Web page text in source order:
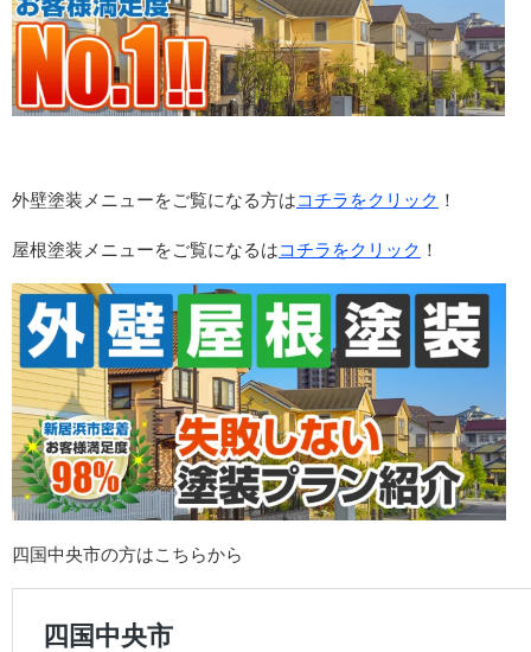
外壁塗装メニューをご覧になる方はコチラをクリック ！
屋根塗装メニューをご覧になるはコチラをクリック ！
四国中央市の方はこちらから